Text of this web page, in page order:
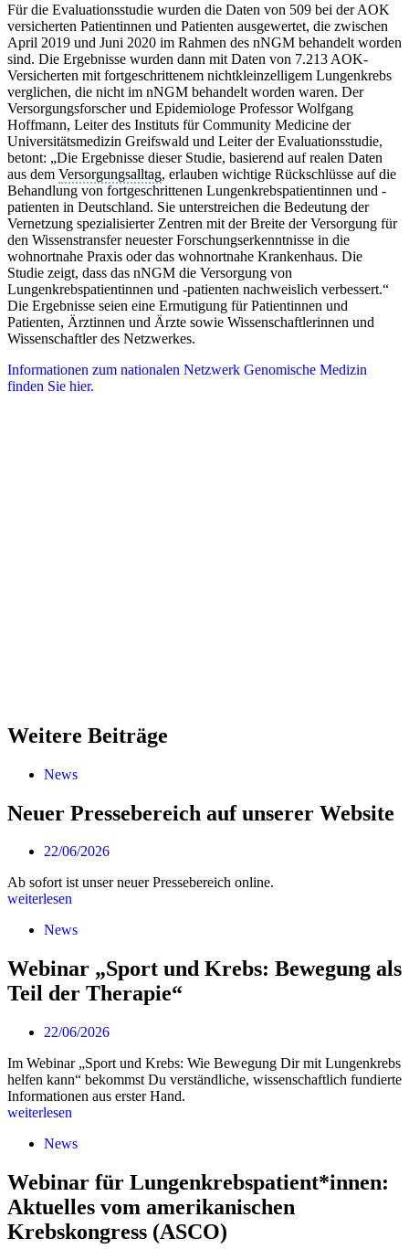
Für die Evaluationsstudie wurden die Daten von 509 bei der AOK
versicherten Patientinnen und Patienten ausgewertet, die zwischen
April 2019 und Juni 2020 im Rahmen des nNGM behandelt worden
sind. Die Ergebnisse wurden dann mit Daten von 7.213 AOK-
Versicherten mit fortgeschrittenem nichtkleinzelligem Lungenkrebs
verglichen, die nicht im nNGM behandelt worden waren. Der
Versorgungsforscher und Epidemiologe Professor Wolfgang
Hoffmann, Leiter des Instituts für Community Medicine der
Universitätsmedizin Greifswald und Leiter der Evaluationsstudie,
betont: „Die Ergebnisse dieser Studie, basierend auf realen Daten
aus dem Versorgungsalltag, erlauben wichtige Rückschlüsse auf die
Behandlung von fortgeschrittenen Lungenkrebspatientinnen und -
patienten in Deutschland. Sie unterstreichen die Bedeutung der
Vernetzung spezialisierter Zentren mit der Breite der Versorgung für
den Wissenstransfer neuester Forschungserkenntnisse in die
wohnortnahe Praxis oder das wohnortnahe Krankenhaus. Die
Studie zeigt, dass das nNGM die Versorgung von
Lungenkrebspatientinnen und -patienten nachweislich verbessert.“
Die Ergebnisse seien eine Ermutigung für Patientinnen und
Patienten, Ärztinnen und Ärzte sowie Wissenschaftlerinnen und
Wissenschaftler des Netzwerkes.
Informationen zum nationalen Netzwerk Genomische Medizin
finden Sie hier.
Weitere Beiträge
News
Neuer Pressebereich auf unserer Website
22/06/2026
Ab sofort ist unser neuer Pressebereich online.
weiterlesen
News
Webinar „Sport und Krebs: Bewegung als
Teil der Therapie“
22/06/2026
Im Webinar „Sport und Krebs: Wie Bewegung Dir mit Lungenkrebs
helfen kann“ bekommst Du verständliche, wissenschaftlich fundierte
Informationen aus erster Hand.
weiterlesen
News
Webinar für Lungenkrebspatient*innen:
Aktuelles vom amerikanischen
Krebskongress (ASCO)